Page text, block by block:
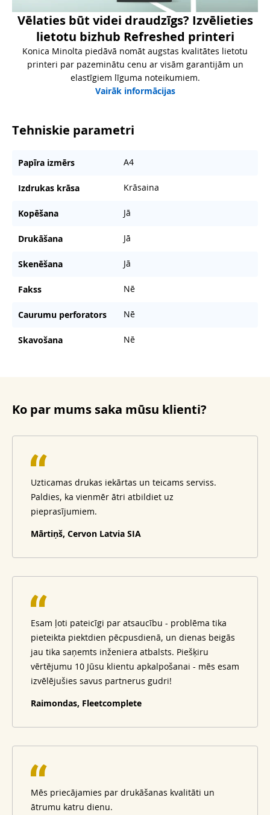
Vēlaties būt videi draudzīgs? Izvēlieties
lietotu bizhub Refreshed printeri
Konica Minolta piedāvā nomāt augstas kvalitātes lietotu
printeri par pazeminātu cenu ar visām garantijām un
elastīgiem līguma noteikumiem.
Vairāk informācijas
Tehniskie parametri
Papīra izmērs A4
Izdrukas krāsa Krāsaina
Kopēšana Jā
Drukāšana Jā
Skenēšana Jā
Fakss Nē
Caurumu perforators Nē
Skavošana Nē
Ko par mums saka mūsu klienti?
Uzticamas drukas iekārtas un teicams serviss.
Paldies, ka vienmēr ātri atbildiet uz
pieprasījumiem.
Mārtiņš, Cervon Latvia SIA
Esam ļoti pateicīgi par atsaucību - problēma tika
pieteikta piektdien pēcpusdienā, un dienas beigās
jau tika saņemts inženiera atbalsts. Piešķiru
vērtējumu 10 Jūsu klientu apkalpošanai - mēs esam
izvēlējušies savus partnerus gudri!
Raimondas, Fleetcomplete
Mēs priecājamies par drukāšanas kvalitāti un
ātrumu katru dienu.